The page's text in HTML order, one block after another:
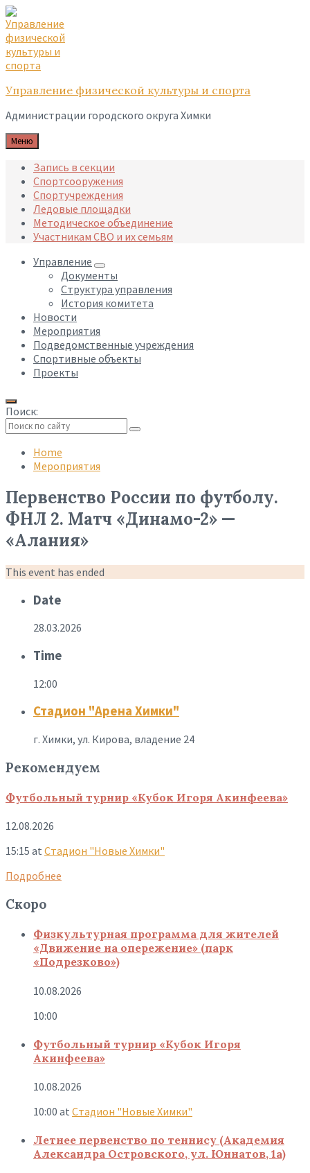
Skip
to
content
Skip
to
main
navigation
Skip
to
footer
Управление физической культуры и спорта
Администрации городского округа Химки
Меню
Запись в секции
Спортсооружения
Спортучреждения
Ледовые площадки
Методическое объединение
Участникам СВО и их семьям
Управление
Документы
Структура управления
История комитета
Новости
Мероприятия
Подведомственные учреждения
Спортивные объекты
Проекты
Поиск:
search
Home
Мероприятия
Первенство России по футболу.
ФНЛ 2. Матч «Динамо-2» —
«Алания»
This event has ended
Date
28.03.2026
Time
12:00
Стадион "Арена Химки"
г. Химки, ул. Кирова, владение 24
Рекомендуем
Футбольный турнир «Кубок Игоря Акинфеева»
12.08.2026
15:15 at Стадион "Новые Химки"
Подробнее
Скоро
Физкультурная программа для жителей
«Движение на опережение» (парк
«Подрезково»)
10.08.2026
10:00
Футбольный турнир «Кубок Игоря
Акинфеева»
10.08.2026
10:00 at Стадион "Новые Химки"
Летнее первенство по теннису (Академия
Александра Островского, ул. Юннатов, 1а)